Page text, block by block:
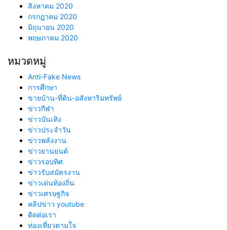
สิงหาคม 2020
กรกฎาคม 2020
มิถุนายน 2020
พฤษภาคม 2020
หมวดหมู่
Anti-Fake News
การศึกษา
ขายบ้าน-ที่ดิน-อสังหาริมทรัพย์
ข่าวกีฬา
ข่าวบันเทิง
ข่าวประจำวัน
ข่าวพลังงาน
ข่าวยานยนต์
ข่าวรอบทิศ
ข่าวรับสมัตรงาน
ข่าวเด่นท้องถิ่น
ข่าวเศรษฐกิจ
คลิปข่าว youtube
ติดต่อเรา
ท่องเที่ยวตามใจ